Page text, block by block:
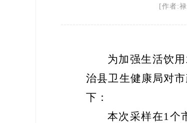
[作者:
为加强生活饮
治县卫生健康局对
下：
本次 采样在1个